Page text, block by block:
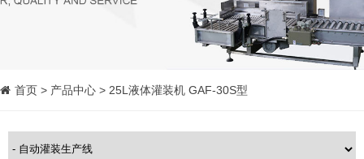
首页 > 产品中心 > 25L液体灌装机 GAF-30S型